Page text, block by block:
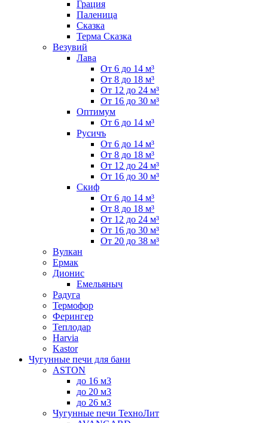
Грация
Паленица
Сказка
Терма Сказка
Везувий
Лава
От 6 до 14 м³
От 8 до 18 м³
От 12 до 24 м³
От 16 до 30 м³
Оптимум
От 6 до 14 м³
Русичъ
От 6 до 14 м³
От 8 до 18 м³
От 12 до 24 м³
От 16 до 30 м³
Скиф
От 6 до 14 м³
От 8 до 18 м³
От 12 до 24 м³
От 16 до 30 м³
От 20 до 38 м³
Вулкан
Ермак
Дионис
Емельяныч
Радуга
Термофор
Ферингер
Теплодар
Harvia
Kastor
Чугунные печи для бани
ASTON
до 16 м3
до 20 м3
до 26 м3
Чугунные печи ТехноЛит